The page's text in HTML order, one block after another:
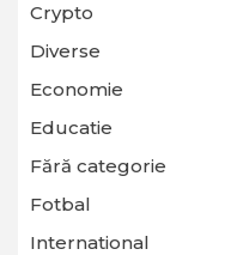
Crypto
Diverse
Economie
Educatie
Fără categorie
Fotbal
International